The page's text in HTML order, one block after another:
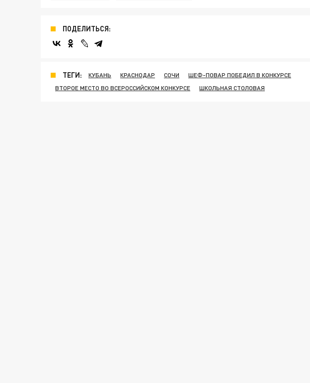
ПОДЕЛИТЬСЯ:
ТЕГИ: КУБАНЬ КРАСНОДАР СОЧИ
ШЕФ-ПОВАР ПОБЕДИЛ В КОНКУРСЕ
ВТОРОЕ МЕСТО ВО ВСЕРОССИЙСКОМ КОНКУРСЕ
ШКОЛЬНАЯ СТОЛОВАЯ